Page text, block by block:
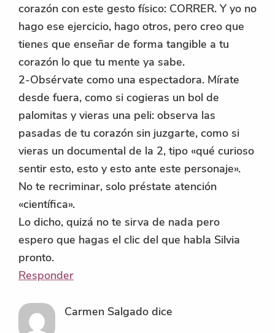
corazón con este gesto físico: CORRER. Y yo no
hago ese ejercicio, hago otros, pero creo que
tienes que enseñar de forma tangible a tu
corazón lo que tu mente ya sabe.
2-Obsérvate como una espectadora. Mírate
desde fuera, como si cogieras un bol de
palomitas y vieras una peli: observa las
pasadas de tu corazón sin juzgarte, como si
vieras un documental de la 2, tipo «qué curioso
sentir esto, esto y esto ante este personaje».
No te recriminar, solo préstate atención
«científica».
Lo dicho, quizá no te sirva de nada pero
espero que hagas el clic del que habla Silvia
pronto.
Responder
Carmen Salgado dice